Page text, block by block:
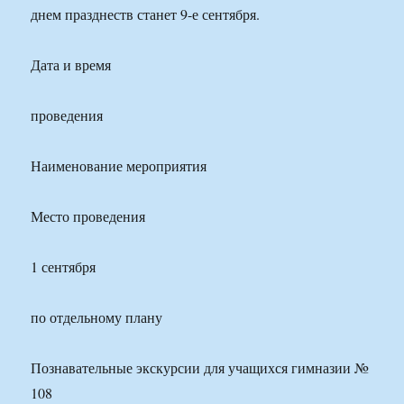
днем празднеств станет 9-е сентября.
Дата и время
проведения
Наименование мероприятия
Место проведения
1 сентября
по отдельному плану
Познавательные экскурсии для учащихся гимназии №
108